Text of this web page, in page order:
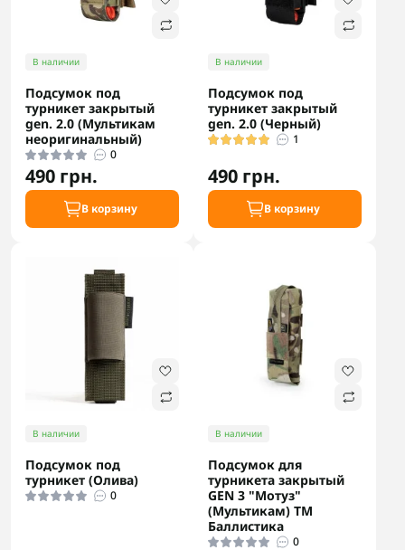
В наличии
Подсумок под
турникет закрытый
gen. 2.0 (Мультикам
неоригинальный)
0
490 грн.
В корзину
В наличии
Подсумок под
турникет закрытый
gen. 2.0 (Черный)
1
490 грн.
В корзину
В наличии
Подсумок под
турникет (Олива)
0
В наличии
Подсумок для
турникета закрытый
GEN 3 "Мотуз"
(Мультикам) ТМ
Баллистика
0